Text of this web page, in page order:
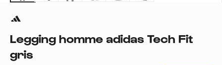
Legging homme adidas Tech Fit
gris